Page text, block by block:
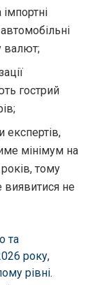
імпортні
валют;
гострий
експертів,
мінімум на
тому
не
та
року,
рівні.